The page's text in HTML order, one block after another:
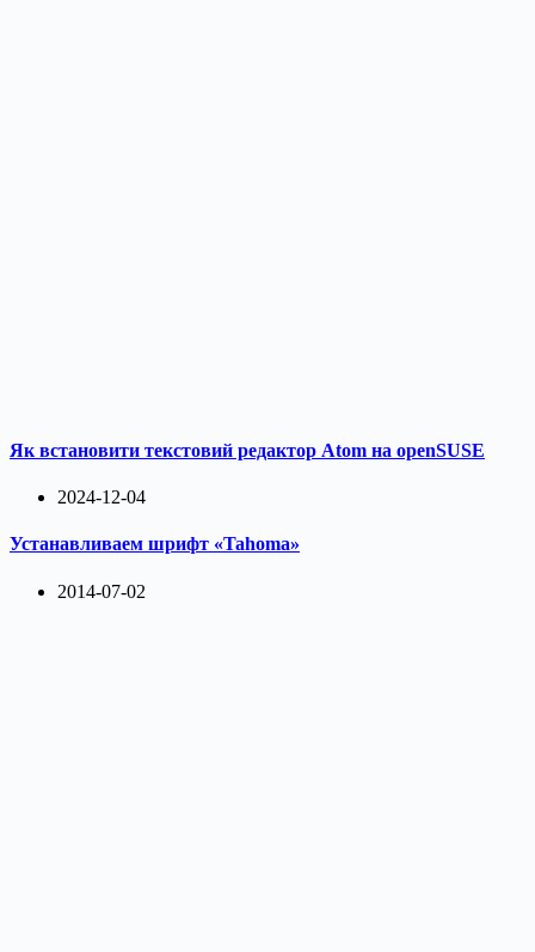
Як встановити текстовий редактор Atom на openSUSE
2024-12-04
Устанавливаем шрифт «Tahoma»
2014-07-02